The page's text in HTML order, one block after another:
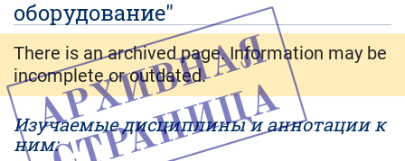
оборудование"
There is an archived page. Information may be
incomplete or outdated.
Изучаемые дисциплины и аннотации к
ним: